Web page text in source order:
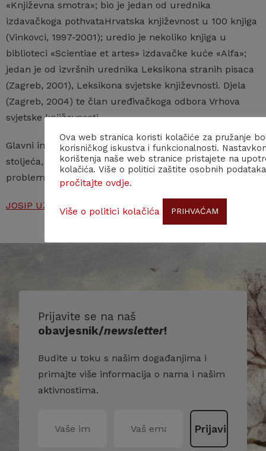
«Književna smotra»; bio je jedan od urednika
izdavačkoga pothvataHrvatska književnost u 100 knjiga
(Vinkovci, 1997-2001); uredio je nekoliko knjiga u
biblioteci «Scientiae et artes» izdavačke kuće «Alfa»;
jedan je od izvršnih urednika Leksikona stranih pisaca
(Zagreb, 2001), Leksikona svjetske književnosti. Djela
(Zagreb, 2004) te član uređivačkoga odbora Vrhova
svjetske književnosti.
Glavni interesi: književna teorija, ruska lirika 19. i 20.
stoljeća, hrvatska književna znanost, filozofski
problemi percepcije
JOSIP UŽAREVIĆ – osobna stranica
Prijavite se na naš
obavjesnik/newsletter!
Budite u toku s našim događanjima i
primajte više informacija o nama i našim
aktivnostima.
Ova web stranica koristi kolačiće za pružanje
korisničkog iskustva i funkcionalnosti.
korištenja naše web stranice pristajete na
kolačića. Više o politici zaštite osobnih podataka
pročitajte ovdje.
Više o politici kolačića PRIHVAĆAM